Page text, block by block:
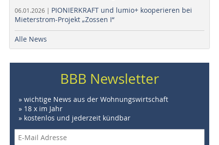
06.01.2026 | PIONIERKRAFT und lumio+ kooperieren bei
Mieterstrom-Projekt „Zossen I“
Alle News
BBB Newsletter
» wichtige News aus der Wohnungswirtschaft
» 18 x im Jahr
» kostenlos und jederzeit kündbar